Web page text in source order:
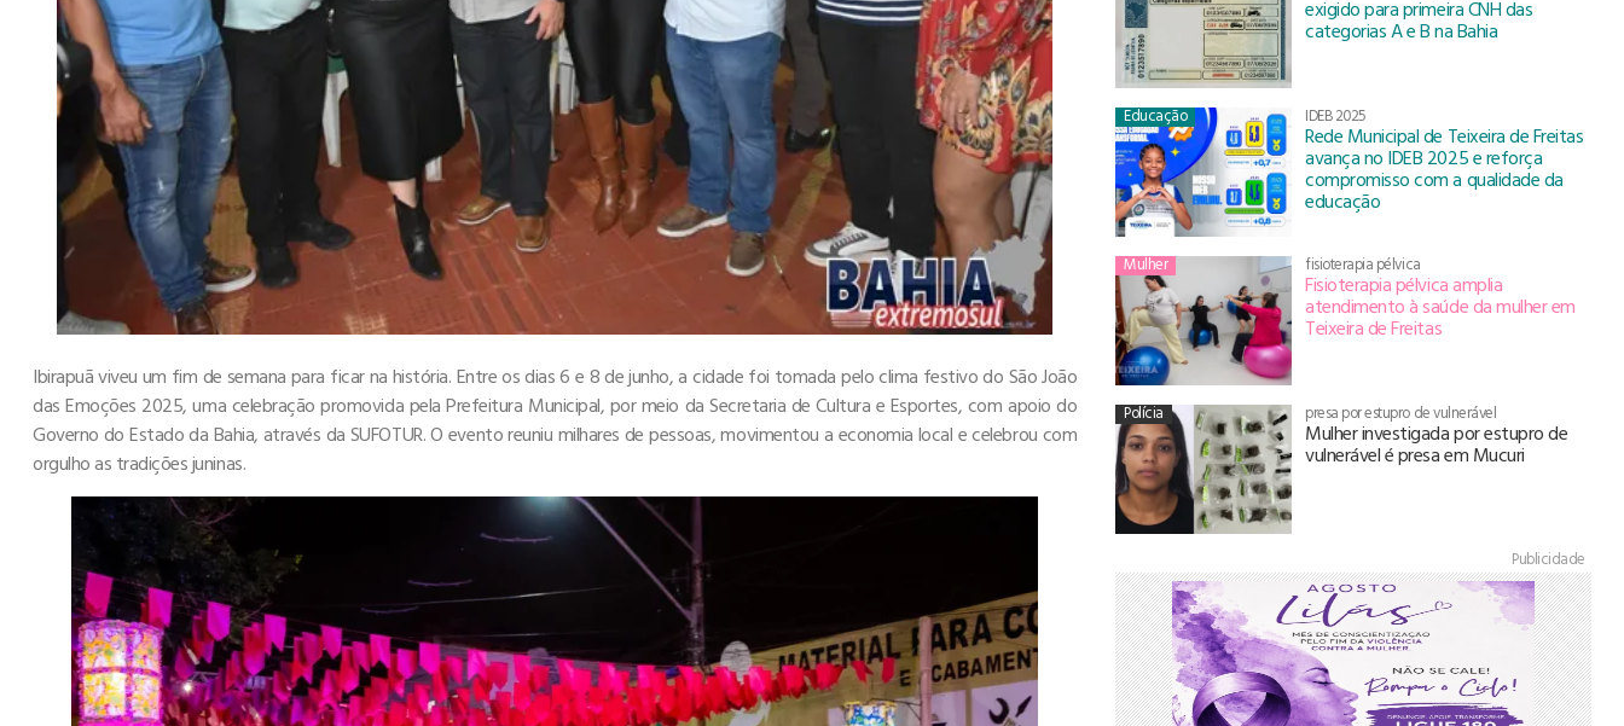
Ibirapuã viveu um fim de semana para ficar na história. Entre os dias 6 e 8 de junho, a cidade foi tomada pelo clima festivo do São João
das Emoções 2025, uma celebração promovida pela Prefeitura Municipal, por meio da Secretaria de Cultura e Esportes, com apoio do
Governo do Estado da Bahia, através da SUFOTUR. O evento reuniu milhares de pessoas, movimentou a economia local e celebrou com
orgulho as tradições juninas.
exigido para primeira CNH das
categorias A e B na Bahia
Educação IDEB 2025
Rede Municipal de Teixeira de Freitas
avança no IDEB 2025 e reforça
compromisso com a qualidade da
educação
Mulher fisioterapia pélvica
Fisioterapia pélvica amplia
atendimento à saúde da mulher em
Teixeira de Freitas
Polícia presa por estupro de vulnerável
Mulher investigada por estupro de
vulnerável é presa em Mucuri
Publicidade